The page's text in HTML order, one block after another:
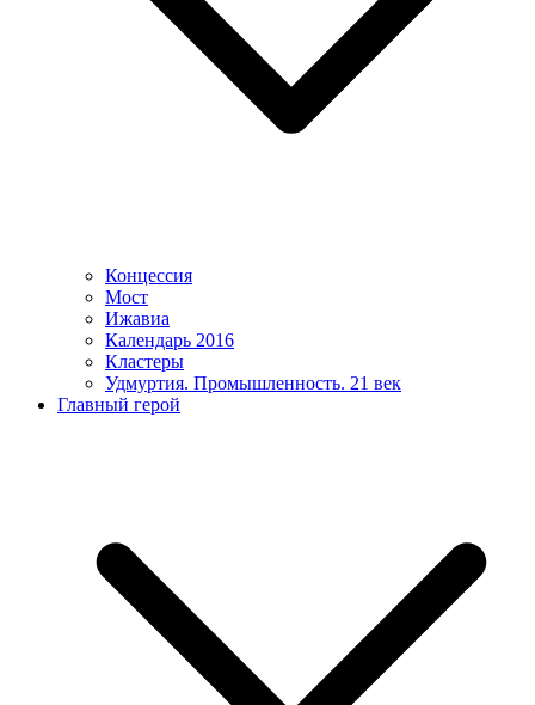
Концессия
Мост
Ижавиа
Календарь 2016
Кластеры
Удмуртия. Промышленность. 21 век
Главный герой